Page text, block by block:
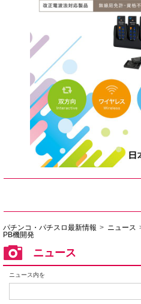
パチンコ・パチスロ最新情報 ニュース
PB機開発
ニュース
ニュース内を